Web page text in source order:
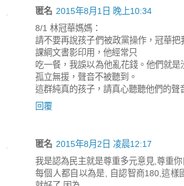
匿名 2015年8月1日 晚上10:34
8/1 林冠華媽媽：
請不要再說孩子們被政黨操作，冠華把
課綱文書影印用，他經常只
吃一餐，我誤以為他亂花錢。他們就
孤立無援，聲音不被聽到。
這群純真的孩子，請真心聽聽他們的聲
回覆
匿名 2015年8月2日 凌晨12:17
我是認為民主就是尊重多元意見,尊重你
每個人都自以為是, 自認智商180,這樣